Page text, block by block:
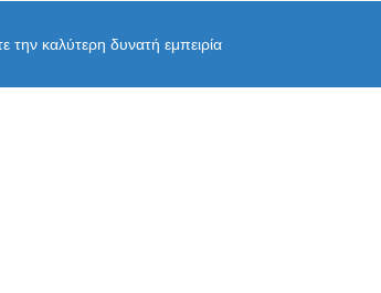
την καλύτερη δυνατή εμπειρία